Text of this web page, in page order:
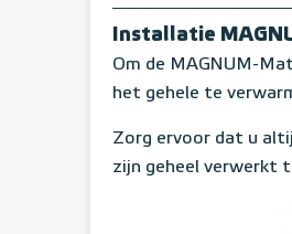
Installatie
Om de MAGNUM-
het gehele te
Zorg ervoor dat u
zijn geheel verwerkt